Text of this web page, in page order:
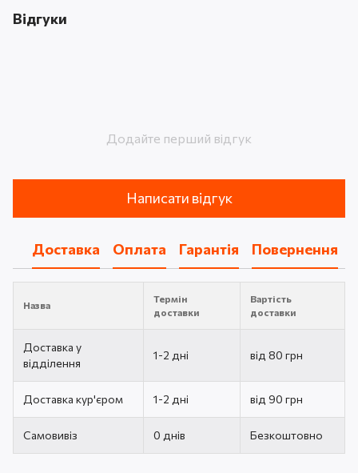
Відгуки
Додайте перший відгук
Написати відгук
Доставка Оплата Гарантія Повернення
Назва
Термін
доставки
Вартість
доставки
Доставка у
відділення
1-2 дні від 80 грн
Доставка кур'єром 1-2 дні від 90 грн
Самовивіз 0 днів Безкоштовно